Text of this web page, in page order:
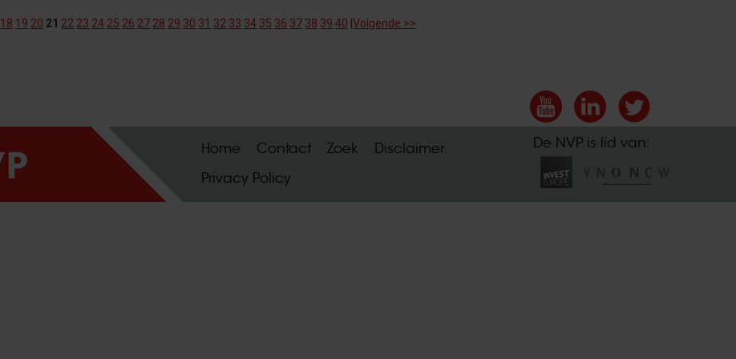
18 19 20 21 22 23 24 25 26 27 28 29 30 31 32 33 34 35 36 37 38 39 40 |Volgende >>
Home Contact Zoek Disclaimer
Privacy Policy
De NVP is lid van: